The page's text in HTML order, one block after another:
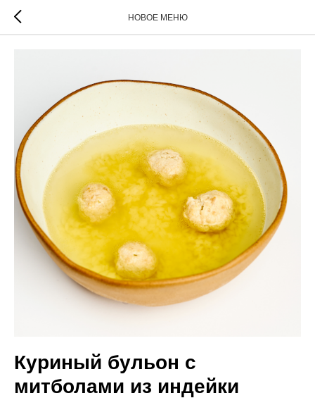
НОВОЕ МЕНЮ
Куриный бульон с
митболами из индейки